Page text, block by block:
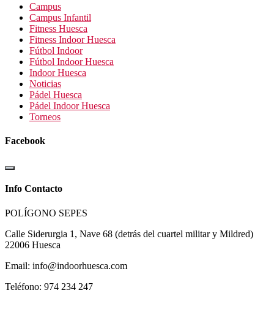
Campus
Campus Infantil
Fitness Huesca
Fitness Indoor Huesca
Fútbol Indoor
Fútbol Indoor Huesca
Indoor Huesca
Noticias
Pádel Huesca
Pádel Indoor Huesca
Torneos
Facebook
Info Contacto
POLÍGONO SEPES
Calle Siderurgia 1, Nave 68 (detrás del cuartel militar y Mildred)
22006 Huesca
Email: info@indoorhuesca.com
Teléfono: 974 234 247